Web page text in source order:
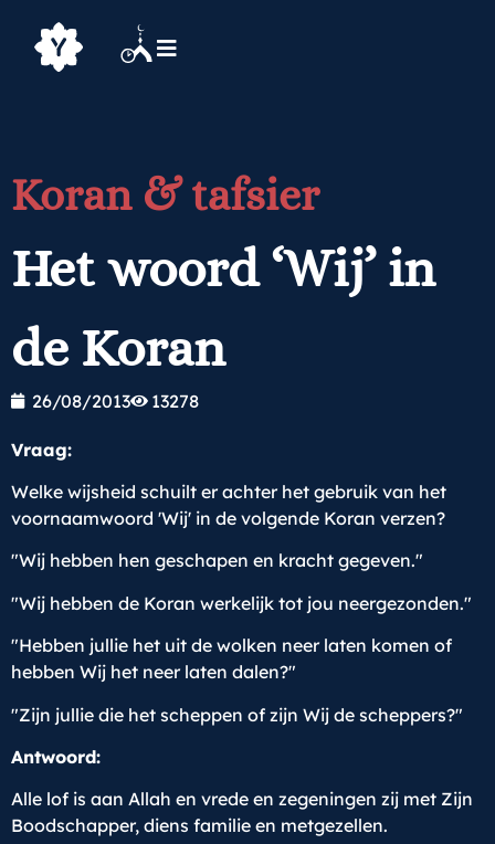
Koran & tafsier
Het woord ‘Wij’ in
de Koran
26/08/2013 13278
Vraag:
Welke wijsheid schuilt er achter het gebruik van het
voornaamwoord 'Wij' in de volgende Koran verzen?
"Wij hebben hen geschapen en kracht gegeven."
"Wij hebben de Koran werkelijk tot jou neergezonden."
"Hebben jullie het uit de wolken neer laten komen of
hebben Wij het neer laten dalen?"
"Zijn jullie die het scheppen of zijn Wij de scheppers?"
Antwoord:
Alle lof is aan Allah en vrede en zegeningen zij met Zijn
Boodschapper, diens familie en metgezellen.